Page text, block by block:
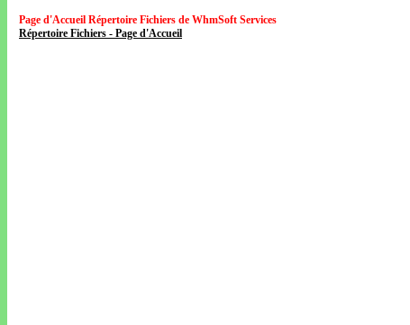
Page d'Accueil Répertoire Fichiers de WhmSoft Services
Répertoire Fichiers - Page d'Accueil